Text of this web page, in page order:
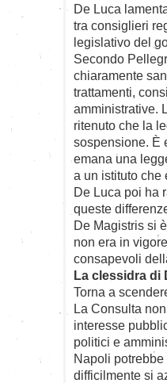
De Luca
tra consiglieri
legislativo del
Secondo
chiaramente
trattamenti,
amministrative.
ritenuto che la
sospensione. È
emana una
a un istituto che
De Luca poi ha
queste
De Magistris si
non era in
consapevoli
La clessidra di
Torna a
La Consulta
interesse
politici e
Napoli potrebbe
difficilmente si